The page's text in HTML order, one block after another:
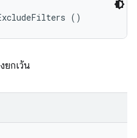
()
ยกเว้น